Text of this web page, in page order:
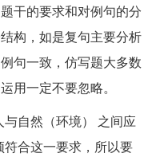
干的要求和对例句的分
构，如是复句主要分析
句一致，仿写题大多数
用一定不要忽略。
与自然（环境） 之间应
符合这一要求，所以要